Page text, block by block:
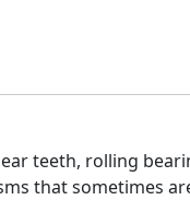
teeth, rolling
that sometimes